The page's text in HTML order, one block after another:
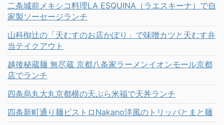
二条城前メキシコ料理LA ESQUINA（ラエスキーナ）で自
家製ソーセージランチ
山科椥辻の「天むすのお店かぽり」で味噌カツと天むす弁
当テイクアウト
越後秘蔵麺 無尽蔵 京都八条家ラーメンイオンモール京都
店でランチ
四条烏丸大丸京都横の天ぷら米福で天丼ランチ
四条新町通り麺ビストロNakano洋風のトリッパとまと麺